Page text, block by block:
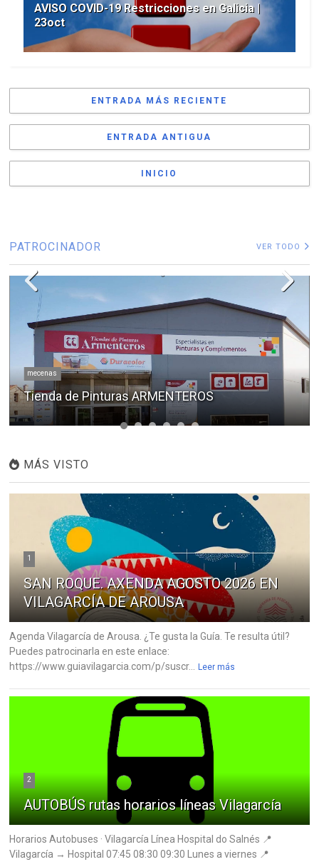
AVISO COVID-19 Restricciones en Galicia |
23oct
ENTRADA MÁS RECIENTE
ENTRADA ANTIGUA
INICIO
PATROCINADOR VER TODO
mecenas
Tienda de Pinturas ARMENTEROS
MÁS VISTO
1
SAN ROQUE. AXENDA AGOSTO 2026 EN
VILAGARCÍA DE AROUSA
Agenda Vilagarcía de Arousa. ¿Te gusta la Guía. Te resulta útil?
Puedes patrocinarla en este enlace:
https://www.guiavilagarcia.com/p/suscr...
Leer más
2
AUTOBÚS rutas horarios líneas Vilagarcía
Horarios Autobuses · Vilagarcía Línea Hospital do Salnés 📍
Vilagarcía → Hospital 07:45 08:30 09:30 Lunes a viernes 📍